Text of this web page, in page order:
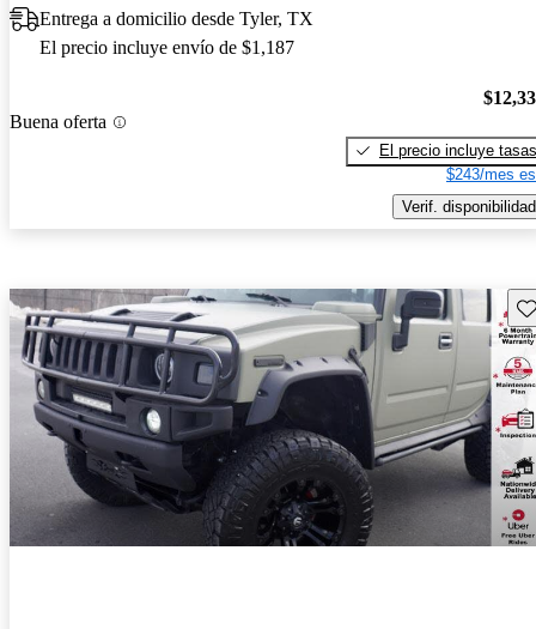
Entrega a domicilio desde Tyler, TX
El precio incluye envío de $1,187
Buena oferta
El precio incluye tasas
$243/mes
Verif. disponibilidad